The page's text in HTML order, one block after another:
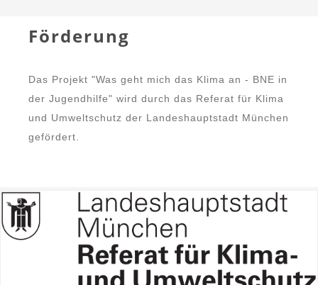
Förderung
Das Projekt "Was geht mich das Klima an - BNE in
der Jugendhilfe" wird durch das Referat für Klima
und Umweltschutz der Landeshauptstadt München
gefördert.